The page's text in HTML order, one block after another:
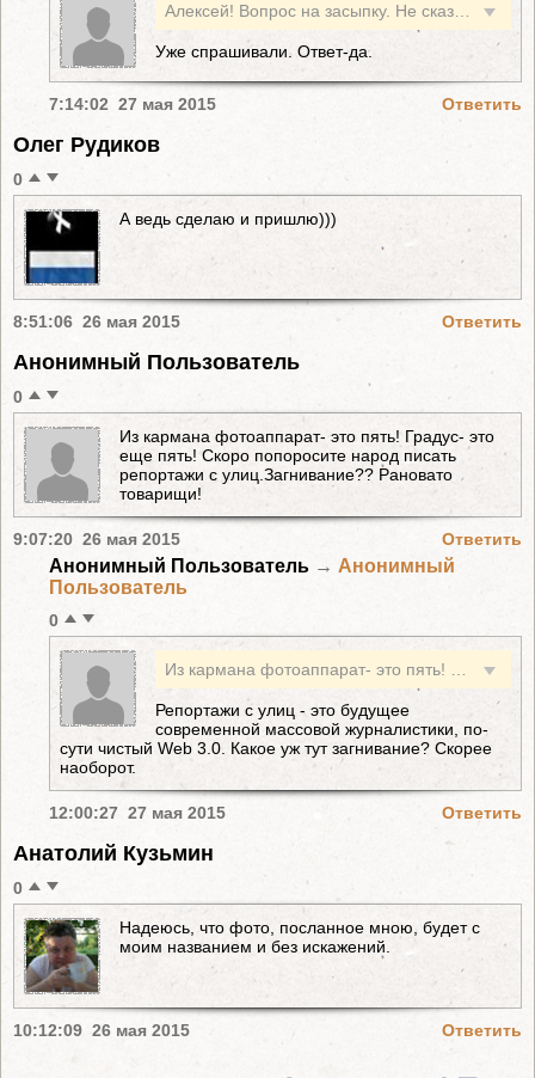
Алексей! Вопрос на засыпку. Не сказано - возможно ли подать фото, сделанное до этого объявления?
Уже спрашивали. Ответ-да.
7:14:02 27 мая 2015 Ответить
Олег Рудиков
0
А ведь сделаю и пришлю)))
8:51:06 26 мая 2015 Ответить
Анонимный Пользователь
0
Из кармана фотоаппарат- это пять! Градус- это
еще пять! Скоро попоросите народ писать
репортажи с улиц.Загнивание?? Рановато
товарищи!
9:07:20 26 мая 2015 Ответить
Анонимный Пользователь → Анонимный
Пользователь
0
Из кармана фотоаппарат- это пять! Градус- это еще пять! Скоро попоросите народ писать репортажи с улиц.Загнивание?? Рановато товарищи!
Репортажи с улиц - это будущее
современной массовой журналистики, по-
сути чистый Web 3.0. Какое уж тут загнивание? Скорее
наоборот.
12:00:27 27 мая 2015 Ответить
Анатолий Кузьмин
0
Надеюсь, что фото, посланное мною, будет с
моим названием и без искажений.
10:12:09 26 мая 2015 Ответить